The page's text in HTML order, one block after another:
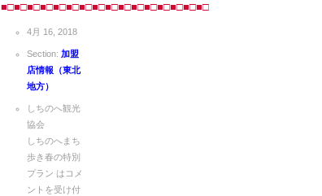
■□■□■□■□■□■□■□■□■□■□■□■□■□■□■□■□
4月 16, 2018
Section: 加盟
店情報（東北
地方）
しちのへ観光
協会
しちのへまち
歩き春の特別
プラン は コメ
ントを受け付